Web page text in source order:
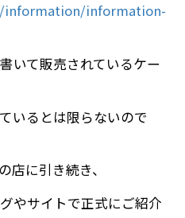
information/information-
いて販売されているケー
いるとは限らないので
店に引き続き、
やサイトで正式にご紹介